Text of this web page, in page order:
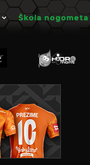
Škola nogometa